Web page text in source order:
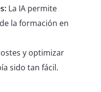
La IA permite
la formación en
y optimizar
sido tan fácil.